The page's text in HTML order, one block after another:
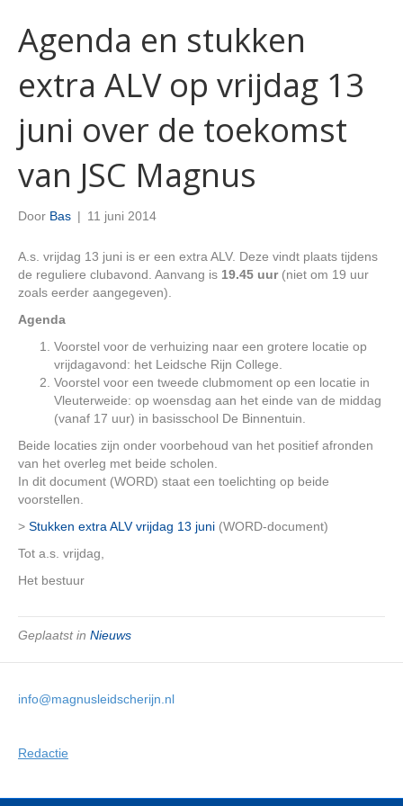
Agenda en stukken
extra ALV op vrijdag 13
juni over de toekomst
van JSC Magnus
Door Bas | 11 juni 2014
A.s. vrijdag 13 juni is er een extra ALV. Deze vindt plaats tijdens
de reguliere clubavond. Aanvang is 19.45 uur (niet om 19 uur
zoals eerder aangegeven).
Agenda
Voorstel voor de verhuizing naar een grotere locatie op
vrijdagavond: het Leidsche Rijn College.
Voorstel voor een tweede clubmoment op een locatie in
Vleuterweide: op woensdag aan het einde van de middag
(vanaf 17 uur) in basisschool De Binnentuin.
Beide locaties zijn onder voorbehoud van het positief afronden
van het overleg met beide scholen.
In dit document (WORD) staat een toelichting op beide
voorstellen.
> Stukken extra ALV vrijdag 13 juni (WORD-document)
Tot a.s. vrijdag,
Het bestuur
Geplaatst in Nieuws
info@magnusleidscherijn.nl
Redactie